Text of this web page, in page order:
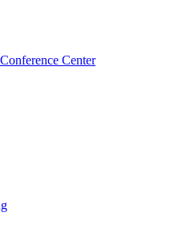
Center